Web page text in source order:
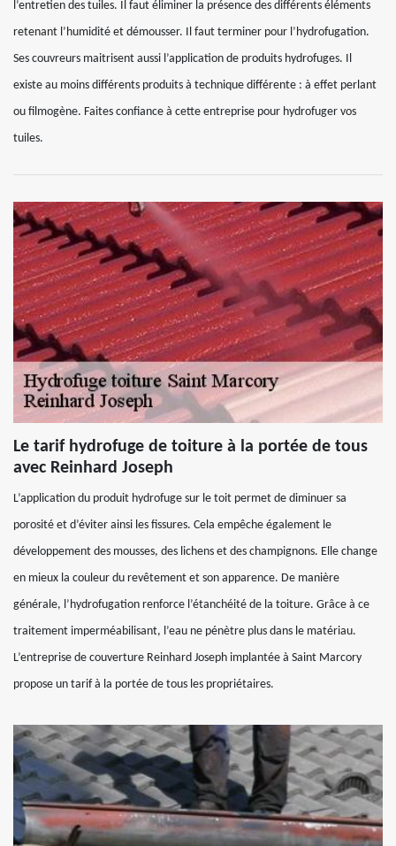
l’entretien des tuiles. Il faut éliminer la présence des différents éléments
retenant l’humidité et démousser. Il faut terminer pour l’hydrofugation.
Ses couvreurs maitrisent aussi l’application de produits hydrofuges. Il
existe au moins différents produits à technique différente : à effet perlant
ou filmogène. Faites confiance à cette entreprise pour hydrofuger vos
tuiles.
Le tarif hydrofuge de toiture à la portée de tous
avec Reinhard Joseph
L’application du produit hydrofuge sur le toit permet de diminuer sa
porosité et d’éviter ainsi les fissures. Cela empêche également le
développement des mousses, des lichens et des champignons. Elle change
en mieux la couleur du revêtement et son apparence. De manière
générale, l’hydrofugation renforce l’étanchéité de la toiture. Grâce à ce
traitement imperméabilisant, l’eau ne pénètre plus dans le matériau.
L’entreprise de couverture Reinhard Joseph implantée à Saint Marcory
propose un tarif à la portée de tous les propriétaires.